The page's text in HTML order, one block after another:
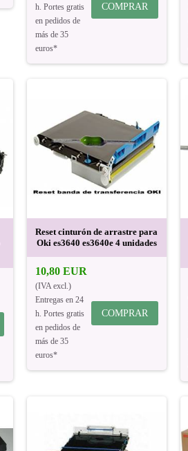
h. Portes gratis
en pedidos de
más de 35
euros*
COMPRAR
Reset cinturón de arrastre para
Oki es3640 es3640e 4 unidades
10,80 EUR
(IVA excl.)
Entregas en 24
h. Portes gratis
en pedidos de
más de 35
euros*
COMPRAR